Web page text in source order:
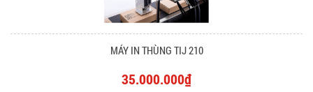
MÁY IN THÙNG TIJ 210
35.000.000₫